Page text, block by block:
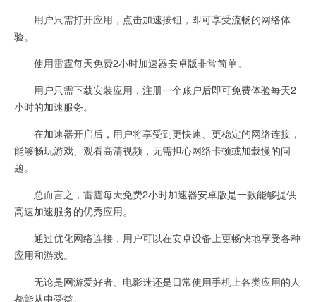
用户只需打开应用，点击加速按钮，即可享受流畅的网络体
验。
使用雷霆每天免费2小时加速器安卓版非常简单。
用户只需下载安装应用，注册一个账户后即可免费体验每天2
小时的加速服务。
在加速器开启后，用户将享受到更快速、更稳定的网络连接，
能够畅玩游戏、观看高清视频，无需担心网络卡顿或加载慢的问
题。
总而言之，雷霆每天免费2小时加速器安卓版是一款能够提供
高速加速服务的优秀应用。
通过优化网络连接，用户可以在安卓设备上更畅快地享受各种
应用和游戏。
无论是网游爱好者、电影迷还是日常使用手机上各类应用的人
都能从中受益。